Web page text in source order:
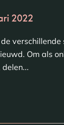
2022
verschillende
Om als